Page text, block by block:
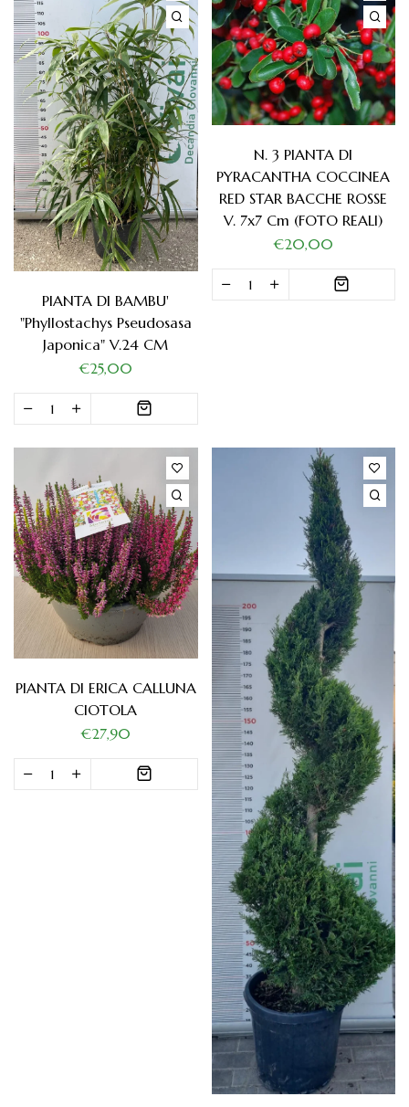
PIANTA DI BAMBU'
"phyllostachys Pseudosasa
Japonica" V.24 CM
€25,00
N. 3 PIANTA DI
PYRACANTHA COCCINEA
RED STAR BACCHE ROSSE
V. 7x7 Cm (FOTO REALI)
€20,00
PIANTA DI ERICA CALLUNA
CIOTOLA
€27,90